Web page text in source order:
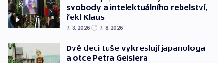
svobody a intelektuálního rebelství,
řekl Klaus
7. 8. 2026 7. 8. 2026
Dvě deci tuše vykreslují japanologa
a otce Petra Geislera